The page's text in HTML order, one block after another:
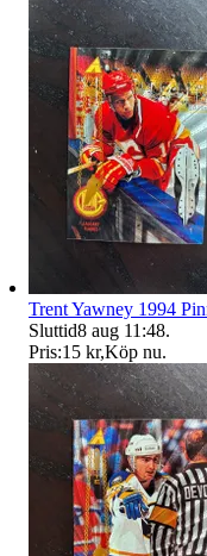
Trent Yawney 1994
Sluttid8 aug 11:48.
Pris:15 kr,Köp nu.